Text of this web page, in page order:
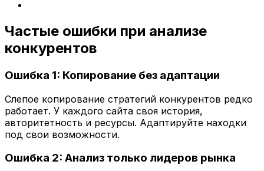
Частые ошибки при анализе
конкурентов
Ошибка 1: Копирование без адаптации
Слепое копирование стратегий конкурентов редко
работает. У каждого сайта своя история,
авторитетность и ресурсы. Адаптируйте находки
под свои возможности.
Ошибка 2: Анализ только лидеров рынка